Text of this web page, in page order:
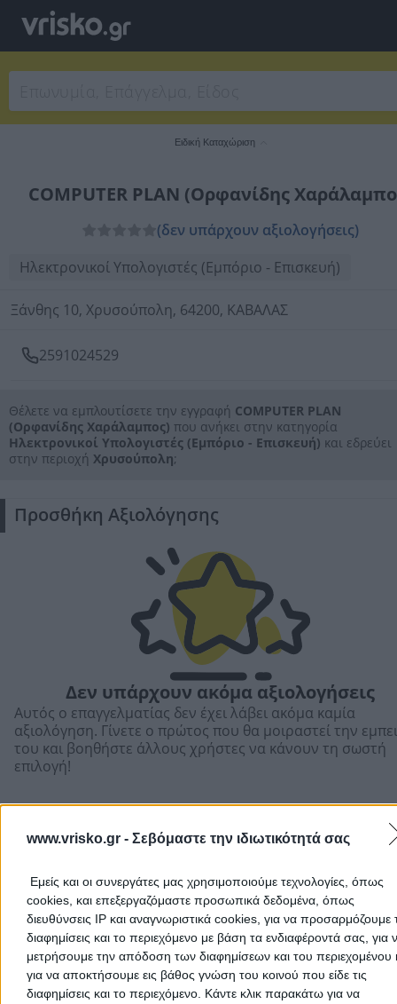
www.vrisko.gr - Σεβόμαστε την ιδιωτικότητά σας
Εμείς και οι συνεργάτες μας χρησιμοποιούμε τεχνολογίες, όπως
cookies, και επεξεργαζόμαστε προσωπικά δεδομένα, όπως
διευθύνσεις IP και αναγνωριστικά cookies, για να προσαρμόζουμε
διαφημίσεις και το περιεχόμενο με βάση τα ενδιαφέροντά σας, για
μετρήσουμε την απόδοση των διαφημίσεων και του περιεχομένου
για να αποκτήσουμε εις βάθος γνώση του κοινού που είδε τις
διαφημίσεις και το περιεχόμενο. Κάντε κλικ παρακάτω για να
Ειδική Καταχώριση
COMPUTER PLAN (Ορφανίδης
(δεν υπάρχουν αξιολογήσεις)
Ηλεκτρονικοί Υπολογιστές (Εμπόριο - Επισκευή)
Ξάνθης 10, Χρυσούπολη, 64200, ΚΑΒΑΛΑΣ
2591024529
Θέλετε να εμπλουτίσετε την εγγραφή COMPUTER PLAN
(Ορφανίδης Χαράλαμπος) που ανήκει στην κατηγορία
Ηλεκτρονικοί Υπολογιστές (Εμπόριο - Επισκευή) και εδρεύει
στην περιοχή Χρυσούπολη;
Προσθήκη Αξιολόγησης
Δεν υπάρχουν ακόμα αξιολογήσεις
Αυτός ο επαγγελματίας δεν έχει λάβει ακόμα καμία
αξιολόγηση. Γίνετε ο πρώτος που θα μοιραστεί την
του και βοηθήστε άλλους χρήστες να κάνουν τη σωστή
επιλογή!